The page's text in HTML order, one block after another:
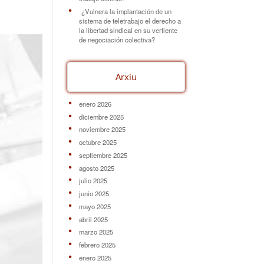
¿Vulnera la implantación de un
sistema de teletrabajo el derecho a
la libertad sindical en su vertiente
de negociación colectiva?
Arxiu
enero 2026
diciembre 2025
noviembre 2025
octubre 2025
septiembre 2025
agosto 2025
julio 2025
junio 2025
mayo 2025
abril 2025
marzo 2025
febrero 2025
enero 2025